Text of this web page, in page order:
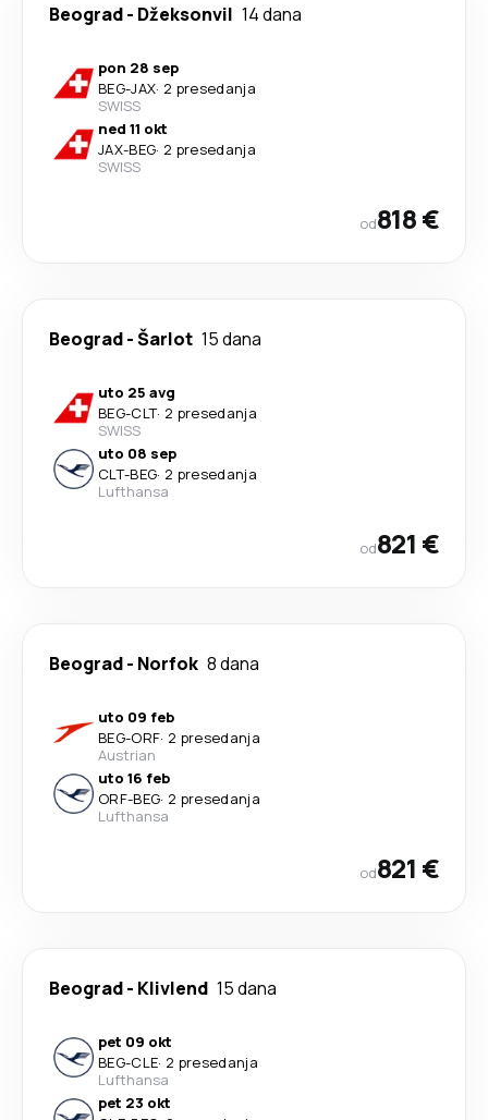
Beograd- Džeksonvil 14 dana
pon 28 sep
BEG-JAX· 2 presedanja
SWISS
ned 11 okt
JAX-BEG· 2 presedanja
SWISS
od818 €
Beograd-Šarlot 15 dana
uto 25 avg
BEG-CLT· 2 presedanja
SWISS
uto 08 sep
CLT-BEG· 2 presedanja
Lufthansa
od821 €
Beograd- Norfok 8 dana
uto 09 feb
BEG-ORF· 2 presedanja
Austrian
uto 16 feb
ORF-BEG· 2 presedanja
Lufthansa
od821 €
Beograd- Klivlend 15 dana
pet 09 okt
BEG-CLE· 2 presedanja
Lufthansa
pet 23 okt